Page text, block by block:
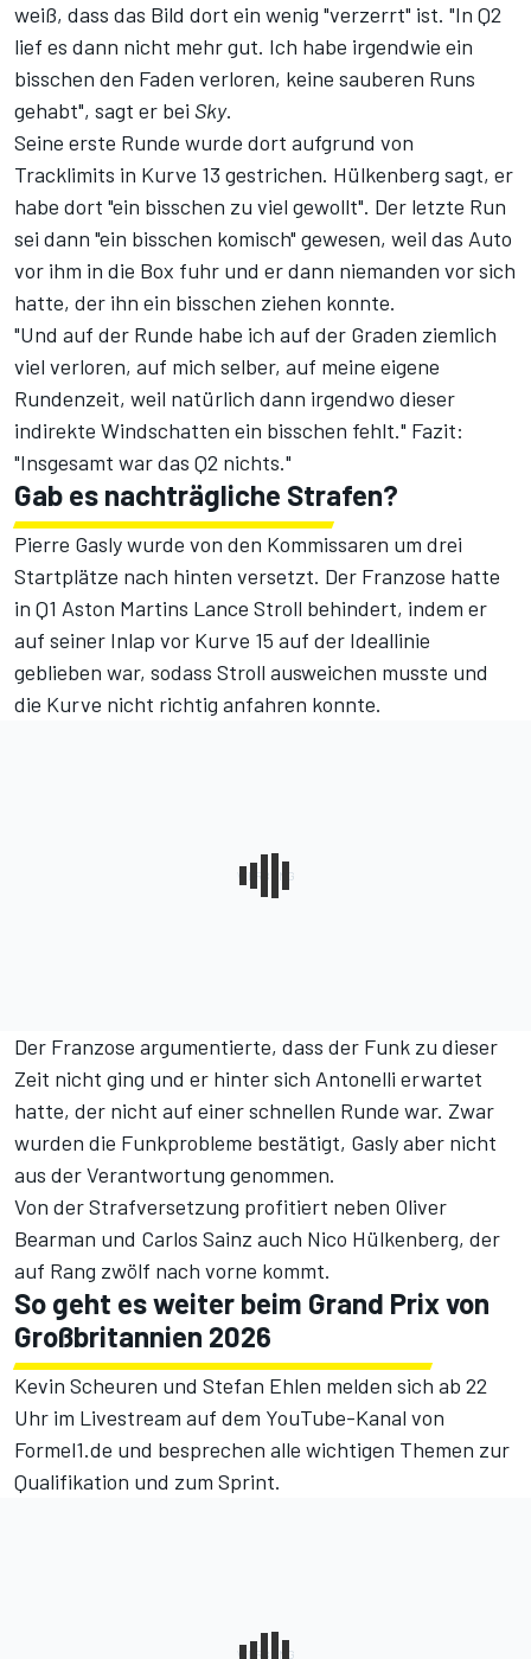
weiß, dass das Bild dort ein wenig "verzerrt" ist. "In Q2
lief es dann nicht mehr gut. Ich habe irgendwie ein
bisschen den Faden verloren, keine sauberen Runs
gehabt", sagt er bei Sky.
Seine erste Runde wurde dort aufgrund von
Tracklimits in Kurve 13 gestrichen. Hülkenberg sagt, er
habe dort "ein bisschen zu viel gewollt". Der letzte Run
sei dann "ein bisschen komisch" gewesen, weil das Auto
vor ihm in die Box fuhr und er dann niemanden vor sich
hatte, der ihn ein bisschen ziehen konnte.
"Und auf der Runde habe ich auf der Graden ziemlich
viel verloren, auf mich selber, auf meine eigene
Rundenzeit, weil natürlich dann irgendwo dieser
indirekte Windschatten ein bisschen fehlt." Fazit:
"Insgesamt war das Q2 nichts."
Gab es nachträgliche Strafen?
Pierre Gasly wurde von den Kommissaren um drei
Startplätze nach hinten versetzt. Der Franzose hatte
in Q1 Aston Martins Lance Stroll behindert, indem er
auf seiner Inlap vor Kurve 15 auf der Ideallinie
geblieben war, sodass Stroll ausweichen musste und
die Kurve nicht richtig anfahren konnte.
Der Franzose argumentierte, dass der Funk zu dieser
Zeit nicht ging und er hinter sich Antonelli erwartet
hatte, der nicht auf einer schnellen Runde war. Zwar
wurden die Funkprobleme bestätigt, Gasly aber nicht
aus der Verantwortung genommen.
Von der Strafversetzung profitiert neben Oliver
Bearman und Carlos Sainz auch Nico Hülkenberg, der
auf Rang zwölf nach vorne kommt.
So geht es weiter beim Grand Prix von
Großbritannien 2026
Kevin Scheuren und Stefan Ehlen melden sich ab 22
Uhr im Livestream auf dem YouTube-Kanal von
Formel1.de und besprechen alle wichtigen Themen zur
Qualifikation und zum Sprint.